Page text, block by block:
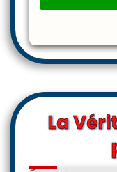
La